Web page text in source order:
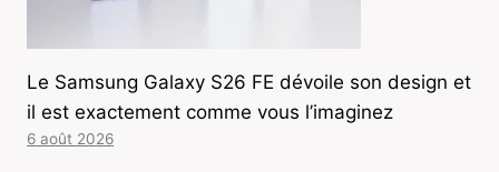
Le Samsung Galaxy S26 FE dévoile son design et
il est exactement comme vous l’imaginez
6 août 2026